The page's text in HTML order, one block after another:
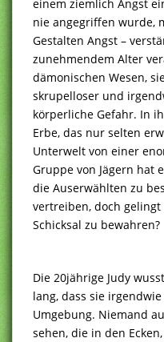
einem ziemlich Angst
nie angegriffen wurde,
Gestalten Angst –
zunehmendem Alter
dämonischen Wesen,
skrupelloser und
körperliche Gefahr. In
Erbe, das nur selten
Unterwelt von einer
Gruppe von Jägern hat
die Auserwählten zu
vertreiben, doch gelingt
Schicksal zu bewahren?
Die 20jährige Judy
lang, dass sie
Umgebung. Niemand
sehen, die in den